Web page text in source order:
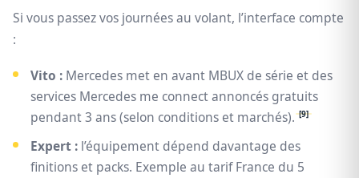
Si vous passez vos journées au volant, l’interface compte
:
Vito : Mercedes met en avant MBUX de série et des
services Mercedes me connect annoncés gratuits
pendant 3 ans (selon conditions et marchés). [9]
Expert : l’équipement dépend davantage des
finitions et packs. Exemple au tarif France du 5